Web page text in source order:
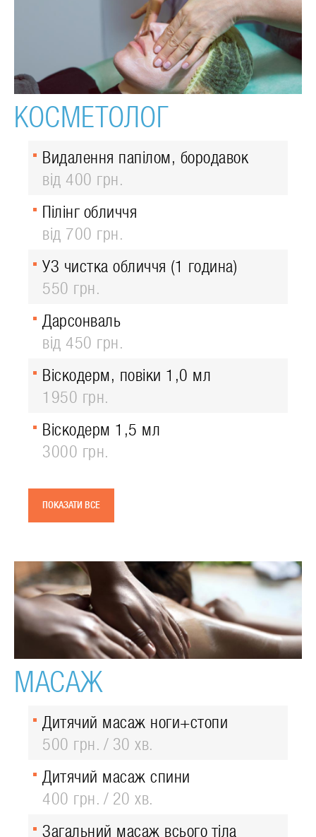
КОСМЕТОЛОГ
Видалення папілом, бородавок
від 400 грн.
Пілінг обличчя
від 700 грн.
УЗ чистка обличчя (1 година)
550 грн.
Дарсонваль
від 450 грн.
Віскодерм, повіки 1,0 мл
1950 грн.
Віскодерм 1,5 мл
3000 грн.
ПОКАЗАТИ ВСЕ
МАСАЖ
Дитячий масаж ноги+стопи
500 грн.
30 хв.
Дитячий масаж спини
400 грн.
20 хв.
Загальний масаж всього тіла